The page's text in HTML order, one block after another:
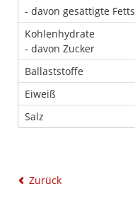
- davon gesättigte
Kohlenhydrate
- davon Zucker
Ballaststoffe
Eiweiß
Salz
Zurück